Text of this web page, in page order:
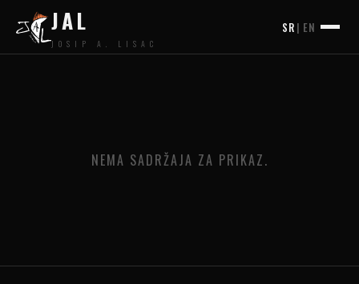
JAL
JOSIP A. LISAC
SR | EN
NEMA SADRŽAJA ZA PRIKAZ.